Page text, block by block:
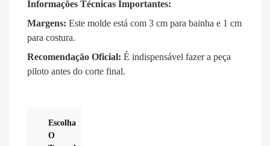
Informações Técnicas Importantes:
Margens: Este molde está com 3 cm para bainha e 1 cm
para costura.
Recomendação Oficial: É indispensável fazer a peça
piloto antes do corte final.
Escolha
O